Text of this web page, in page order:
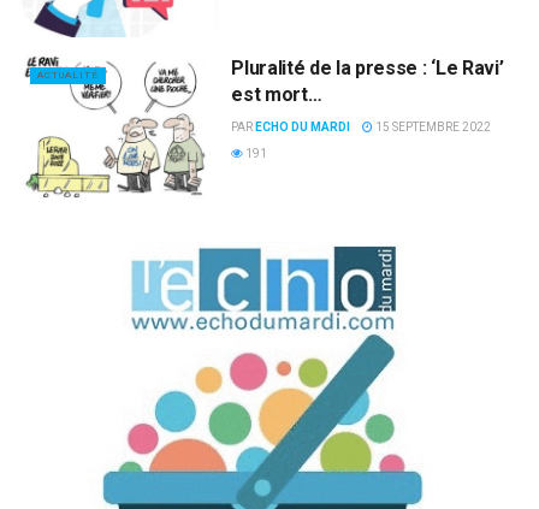
ACTUALITÉ
Pluralité de la presse : ‘Le Ravi’
est mort…
PAR ECHO DU MARDI
15 SEPTEMBRE 2022
191